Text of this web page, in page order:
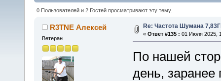
0 Пользователей и 2 Гостей просматривают эту тему.
R3TNE Алексей
Ветеран
Re: Частота Шумана
« Ответ #135 : 01 Июля 2025,
По нашей
день,